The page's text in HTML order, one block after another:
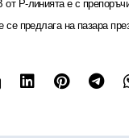
от P-линията е с
предлага на пазара